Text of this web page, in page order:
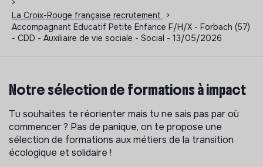
>
La Croix-Rouge française recrutement
>
Accompagnant Educatif Petite Enfance F/H/X - Forbach (57)
- CDD - Auxiliaire de vie sociale - Social - 13/05/2026
Notre sélection de formations à impact
Tu souhaites te réorienter mais tu ne sais pas par où
commencer ? Pas de panique, on te propose une
sélection de formations aux métiers de la transition
écologique et solidaire !